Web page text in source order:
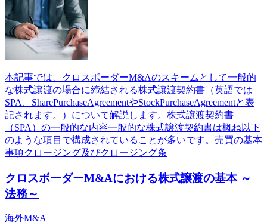
本記事では、クロスボーダーM&Aのスキームとして一般的
な株式譲渡の場合に締結される株式譲渡契約書（英語では
SPA、SharePurchaseAgreementやStockPurchaseAgreementと表
記されます。）について解説します。株式譲渡契約書
（SPA）の一般的な内容一般的な株式譲渡契約書は概ね以下
のような項目で構成されていることが多いです。売買の基本
事項クロージング及びクロージング条
クロスボーダーM&Aにおける株式譲渡の基本 ～
法務～
海外M&A